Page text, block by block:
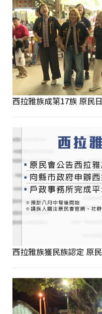
西拉雅族成第17族 原民
西拉雅族獲民族認定 原